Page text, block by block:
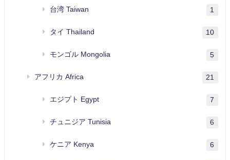
台湾 Taiwan 1
タイ Thailand 10
モンゴル Mongolia 5
アフリカ Africa 21
エジプト Egypt 7
チュニジア Tunisia 6
ケニア Kenya 6